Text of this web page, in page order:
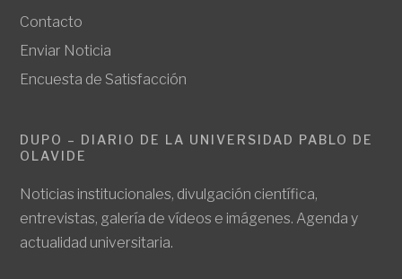
Contacto
Enviar Noticia
Encuesta de Satisfacción
DUPO – DIARIO DE LA UNIVERSIDAD PABLO DE
OLAVIDE
Noticias institucionales, divulgación científica,
entrevistas, galería de vídeos e imágenes. Agenda y
actualidad universitaria.